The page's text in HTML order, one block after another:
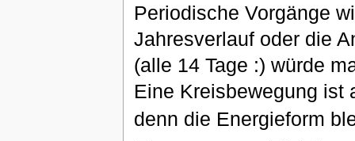
Periodische Vorgänge
Jahresverlauf oder die
(alle 14 Tage :) würde
Eine Kreisbewegung ist
denn die Energieform